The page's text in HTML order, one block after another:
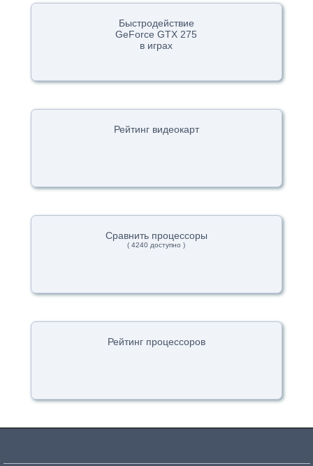
Быстродействие
GeForce GTX 275
в играх
Рейтинг видеокарт
Сравнить процессоры
( 4240 доступно )
Рейтинг процессоров